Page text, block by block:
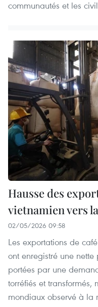
communautés et les
Hausse des
vietnamien vers
02/05/2026 09:58
Les exportations de
ont enregistré une
portées par une
torréfiés et
mondiaux observé à la